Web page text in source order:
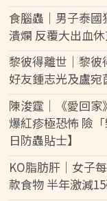
食腦蟲｜男子泰
潰爛 反覆大出血
黎彼得離世｜黎彼
好友鍾志光及盧宛
陳浚霆｜《愛回
爆紅疹極恐怖 險
日防蟲貼士】
KO脂肪肝｜女子
款食物 半年激減